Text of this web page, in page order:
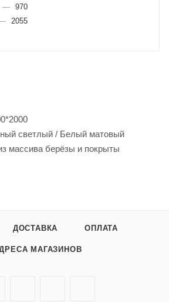
— 970
2055
светлый / Белый матовый
массива берёзы и покрыты
ДОСТАВКА ОПЛАТА
МАГАЗИНОВ